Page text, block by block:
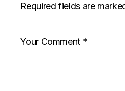
Required fields are